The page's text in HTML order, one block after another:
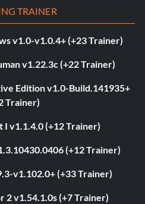
TRAINER
v1.0-v1.0.4+ (+23 Trainer)
v1.22.3c (+22 Trainer)
Edition v1.0-Build.141935+
Trainer)
I v1.1.4.0 (+12 Trainer)
(+12 Trainer)
v1.102.0+ (+33 Trainer)
2 v1.54.1.0s (+7 Trainer)